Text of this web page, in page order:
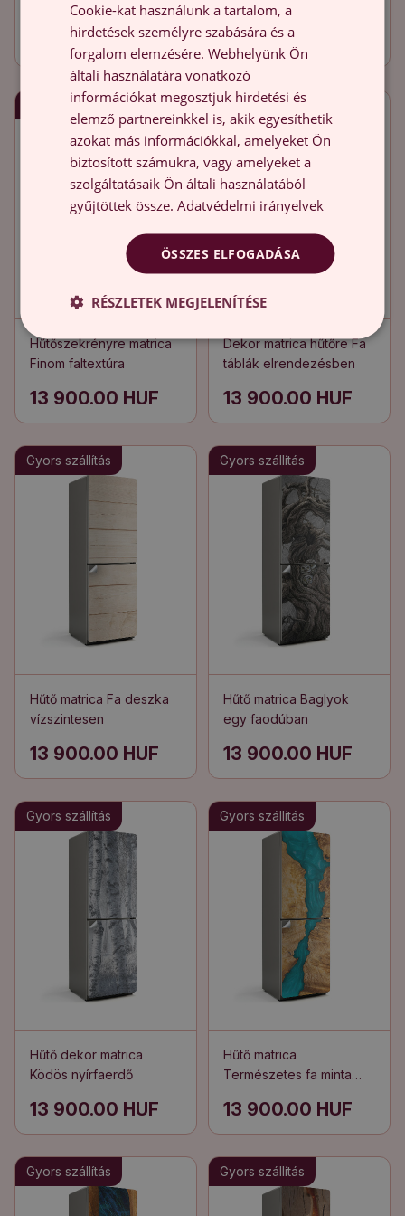
Faerezetes közeli minta
13 900.00 HUF
Áttört absztrakt minta
13 900.00 HUF
Gyors szállítás
Hűtőszekrényre matrica
Finom faltextúra
13 900.00 HUF
Gyors szállítás
Dekor matrica hűtőre Fa
táblák elrendezésben
13 900.00 HUF
Gyors szállítás
Hűtő matrica Fa deszka
vízszintesen
13 900.00 HUF
Gyors szállítás
Hűtő matrica Baglyok
egy faodúban
13 900.00 HUF
Gyors szállítás
Hűtő dekor matrica
Ködös nyírfaerdő
13 900.00 HUF
Gyors szállítás
Hűtő matrica
Természetes fa minta
13 900.00 HUF
Gyors szállítás Gyors szállítás
Cookie-kat használunk a tartalom, a
hirdetések személyre szabására és a
forgalom elemzésére. Webhelyünk Ön
általi használatára vonatkozó
információkat megosztjuk hirdetési és
elemző partnereinkkel is, akik egyesíthetik
azokat más információkkal, amelyeket Ön
biztosított számukra, vagy amelyeket a
szolgáltatásaik Ön általi használatából
gyűjtöttek össze.Adatvédelmi irányelvek
ÖSSZES ELFOGADÁSA
RÉSZLETEK MEGJELENÍTÉSE